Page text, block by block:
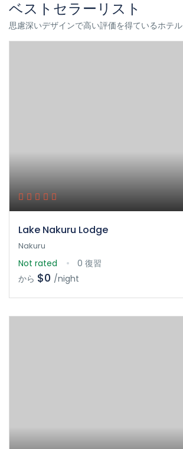
ベストセラーリスト
思慮深いデザインで高い評価を得ているホテル
Lake Nakuru Lodge
Nakuru
Not rated
0 復習
から $0 /night